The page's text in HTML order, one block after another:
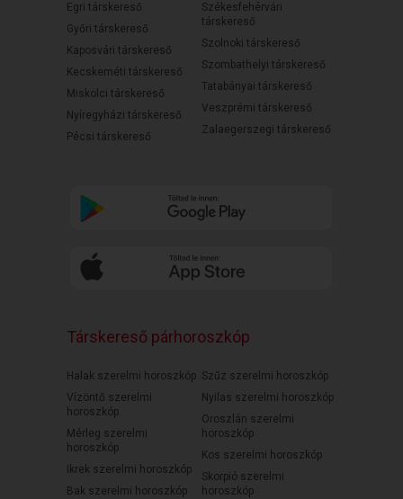
Egri társkereső
Győri társkereső
Kaposvári társkereső
Kecskeméti társkereső
Miskolci társkereső
Nyíregyházi társkereső
Pécsi társkereső
Székesfehérvári
társkereső
Szolnoki társkereső
Szombathelyi társkereső
Tatabányai társkereső
Veszprémi társkereső
Zalaegerszegi társkereső
Társkereső párhoroszkóp
Halak szerelmi horoszkóp
Vízöntő szerelmi
horoszkóp
Mérleg szerelmi
horoszkóp
Ikrek szerelmi horoszkóp
Bak szerelmi horoszkóp
Szűz szerelmi horoszkóp
Nyilas szerelmi horoszkóp
Oroszlán szerelmi
horoszkóp
Kos szerelmi horoszkóp
Skorpió szerelmi
horoszkóp